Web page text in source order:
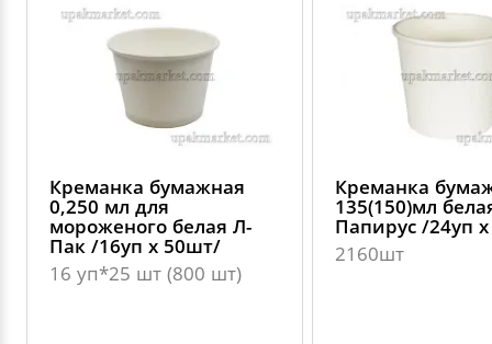
Креманка бумажная
0,250 мл для
мороженого белая Л-
Пак /16уп х 50шт/
16 уп*25 шт (800 шт)
Креманка
135(150)мл
Папирус /24уп
2160шт